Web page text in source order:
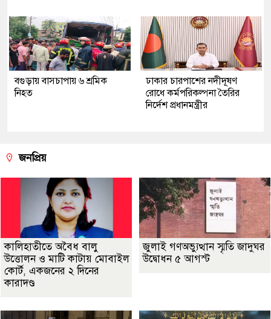
বগুড়ায় বাসচাপায় ৬ শ্রমিক
নিহত
ঢাকার চারপাশের নদীদূষণ
রোধে কর্মপরিকল্পনা তৈরির
নির্দেশ প্রধানমন্ত্রীর
জনপ্রিয়
কালিহাতীতে অবৈধ বালু
উত্তোলন ও মাটি কাটায় মোবাইল
কোর্ট, একজনের ২ দিনের
কারাদণ্ড
জুলাই গণঅভ্যুত্থান স্মৃতি জাদুঘর
উদ্বোধন ৫ আগস্ট